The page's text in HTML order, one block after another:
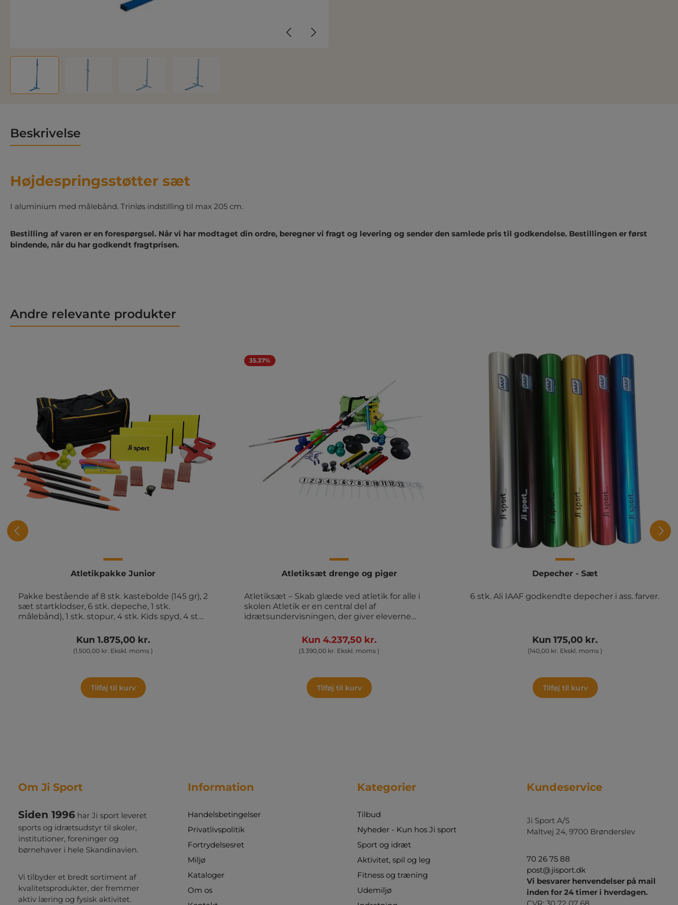
Beskrivelse
Højdespringsstøtter sæt
I aluminium med målebånd. Trinløs indstilling til max 205 cm.
Bestilling af varen er en forespørgsel. Når vi har modtaget din ordre, beregner vi fragt og levering og sender den samlede pris til godkendelse. Bestillingen er først
bindende, når du har godkendt fragtprisen.
Andre relevante produkter
Atletikpakke Junior
Pakke bestående af 8 stk. kastebolde (145 gr), 2
sæt startklodser, 6 stk. depeche, 1 stk.
målebånd), 1 stk. stopur, 4 stk. Kids spyd, 4 stk.
træningshæk og 1 stk. XL opbevaringstaske.
Kun 1.875,00 kr.
(1.500,00 kr. Ekskl. moms )
Tilføj til kurv
35.37%
Atletiksæt drenge og piger
Atletiksæt – Skab glæde ved atletik for alle i
skolen Atletik er en central del af
idrætsundervisningen, der giver eleverne
potentiale gennem løb, spring og kast. Vores
Atletiksæt er specielt sammensat til at
understøtte atletik i skolen og gøre idræt til en
drenge og piger. Indhold i atletiksættet: 1 stk.
50m målebånd på gaffel 4 stk. diskos på 1 kg 2
stk. diskos på 1,5 kg 6 stk. kastebolde på 145 g
atletikundervisning. Hvorfor er atletik i skolen
deres motoriske færdigheder, koordination og
fysisk styrke. Gennem løb, spring og kast får
kondition og lære vigtige færdigheder som
samarbejde, disciplin og målrettet træning.
konkurrenceånd, hvor eleverne kan måle
deres præstationer mod sig selv og andre på
Kun 4.237,50 kr.
(3.390,00 kr. Ekskl. moms )
Tilføj til kurv
Depecher - Sæt
6 stk. Ali IAAF godkendte depecher i ass. farver.
Kun 175,00 kr.
(140,00 kr. Ekskl. moms )
Tilføj til kurv
Om Ji Sport
Siden 1996 har Ji sport leveret
sports og idrætsudstyr til skoler,
institutioner, foreninger og
børnehaver i hele Skandinavien.
Vi tilbyder et bredt sortiment af
kvalitetsprodukter, der fremmer
aktiv læring og fysisk aktivitet.
Information
Handelsbetingelser
Privatlivspolitik
Fortrydelsesret
Miljø
Kataloger
Om os
Kategorier
Tilbud
Nyheder - Kun hos Ji sport
Sport og idræt
Aktivitet, spil og leg
Fitness og træning
Udemiljø
Kundeservice
Ji Sport A/S
Maltvej 24, 9700 Brønderslev
70 26 75 88
post@jisport.dk
Vi besvarer henvendelser på mail
inden for 24 timer i hverdagen.